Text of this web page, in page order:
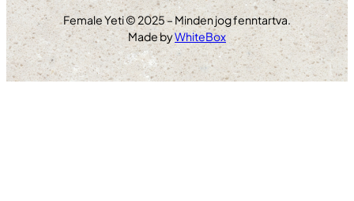
Female Yeti © 2025 – Minden jog fenntartva.
Made byWhiteBox